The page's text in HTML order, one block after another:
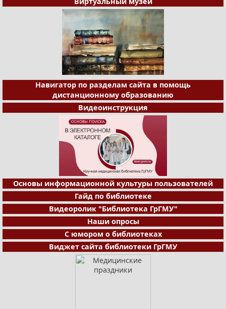
Навигатор по разделам сайта в помощь
дистанционному образованию
Видеоинструкция
Основы информационной культуры пользователей
Гайд по библиотеке
Видеоролик "Библиотека ГрГМУ"
Наши опросы
С юмором о библиотеках
Виджет сайта библиотеки ГрГМУ